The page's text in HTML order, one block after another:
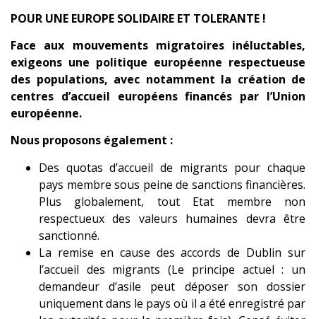
POUR UNE EUROPE SOLIDAIRE ET TOLERANTE !
Face aux mouvements migratoires inéluctables,
exigeons une politique européenne respectueuse
des populations, avec notamment la création de
centres d’accueil européens financés par l’Union
européenne.
Nous proposons également :
Des quotas d’accueil de migrants pour chaque
pays membre sous peine de sanctions financières.
Plus globalement, tout Etat membre non
respectueux des valeurs humaines devra être
sanctionné.
La remise en cause des accords de Dublin sur
l’accueil des migrants (Le principe actuel : un
demandeur d’asile peut déposer son dossier
uniquement dans le pays où il a été enregistré par